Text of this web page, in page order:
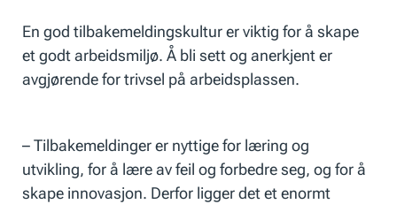
En god tilbakemeldingskultur er viktig for å skape
et godt arbeidsmiljø. Å bli sett og anerkjent er
avgjørende for trivsel på arbeidsplassen.
– Tilbakemeldinger er nyttige for læring og
utvikling, for å lære av feil og forbedre seg, og for å
skape innovasjon. Derfor ligger det et enormt